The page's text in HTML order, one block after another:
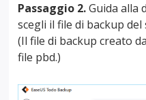
Passaggio 2.Guida alla
scegli il file di backup
(Il file di backup creato
file pbd.)